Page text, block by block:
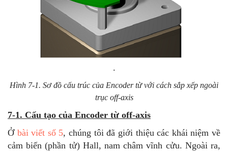
.
Hình 7-1. Sơ đồ cấu trúc của Encoder từ với cách sắp xếp ngoài
trục off-axis
7-1. Cấu tạo của Encoder từ off-axis
Ở bài viết số 5, chúng tôi đã giới thiệu các khái niệm về
cảm biến (phần tử) Hall, nam châm vĩnh cửu. Ngoài ra,